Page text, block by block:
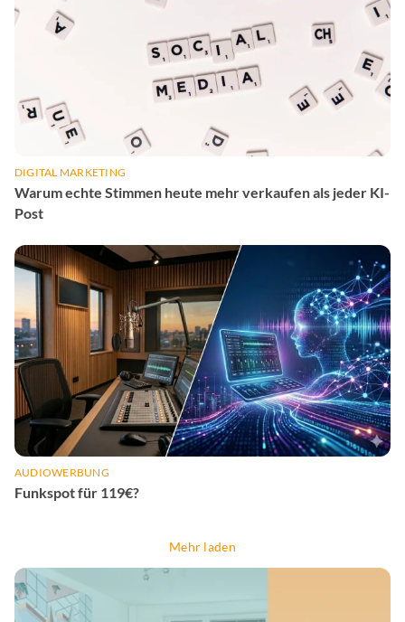
DIGITAL MARKETING
Warum echte Stimmen heute mehr verkaufen als jeder KI-
Post
AUDIOWERBUNG
Funkspot für 119€?
Mehr laden